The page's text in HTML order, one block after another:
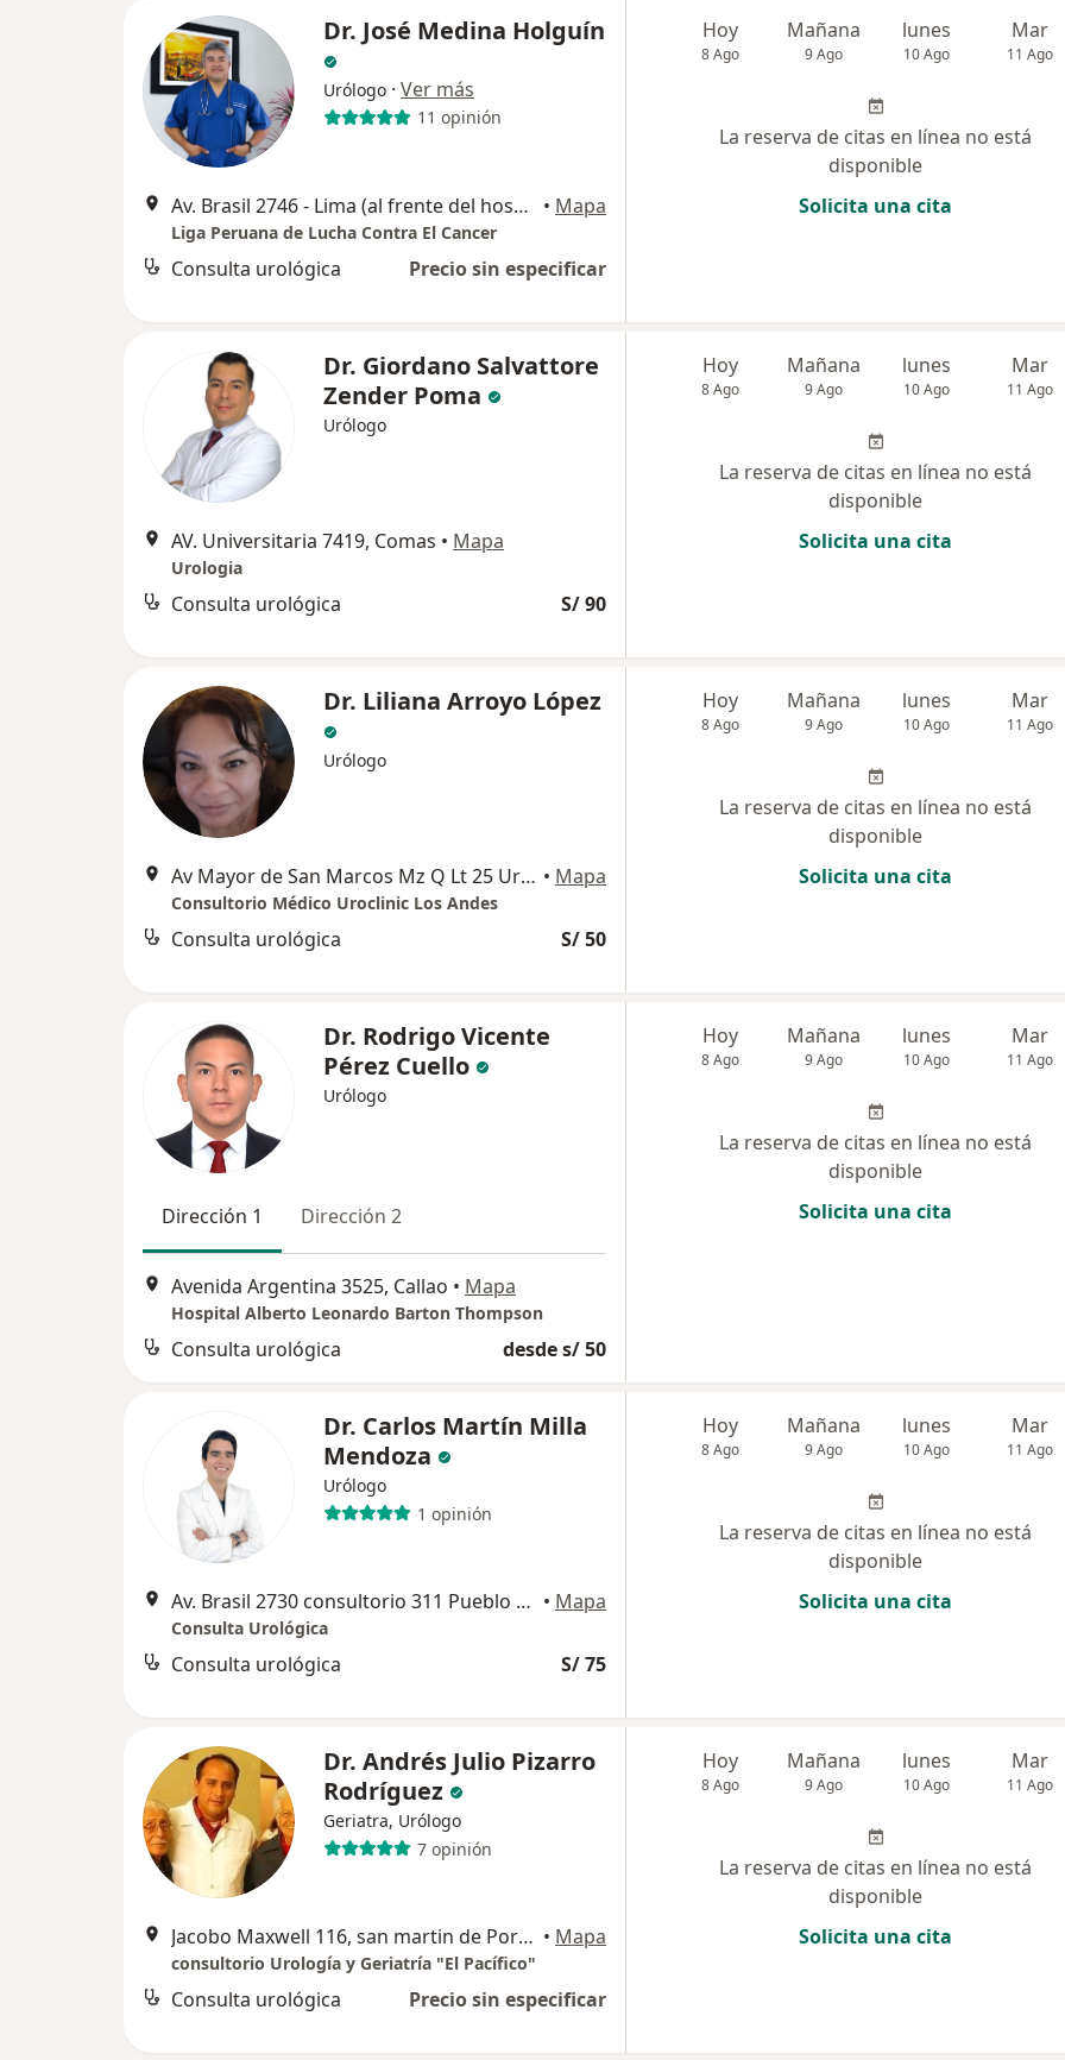
Dr. José Medina Holguín
Urólogo · Ver más
11 opinión
Av. Brasil 2746 - Lima (al frente del hospital militar cruce con avenida la marina), Pueblo Libre • Mapa
Liga Peruana de Lucha Contra El Cancer
Consulta urológica Precio sin especificar
Hoy
8 Ago
Mañana
9 Ago
lunes
10 Ago
Mar
11 Ago
La reserva de citas en línea no está
disponible
Solicita una cita
Dr. Giordano Salvattore
Zender Poma
Urólogo
AV. Universitaria 7419, Comas • Mapa
Urologia
Consulta urológica S/ 90
Hoy
8 Ago
Mañana
9 Ago
lunes
10 Ago
Mar
11 Ago
La reserva de citas en línea no está
disponible
Solicita una cita
Dr. Liliana Arroyo López
Urólogo
Av Mayor de San Marcos Mz Q Lt 25 Urb Villa Universitaria Los Olivos, Lima • Mapa
Consultorio Médico Uroclinic Los Andes
Consulta urológica S/ 50
Hoy
8 Ago
Mañana
9 Ago
lunes
10 Ago
Mar
11 Ago
La reserva de citas en línea no está
disponible
Solicita una cita
Dr. Rodrigo Vicente
Pérez Cuello
Urólogo
Dirección 1 Dirección 2
Avenida Argentina 3525, Callao • Mapa
Hospital Alberto Leonardo Barton Thompson
Consulta urológica desde s/ 50
Hoy
8 Ago
Mañana
9 Ago
lunes
10 Ago
Mar
11 Ago
La reserva de citas en línea no está
disponible
Solicita una cita
Dr. Carlos Martín Milla
Mendoza
Urólogo
1 opinión
Av. Brasil 2730 consultorio 311 Pueblo Libre, Lima • Mapa
Consulta Urológica
Consulta urológica S/ 75
Hoy
8 Ago
Mañana
9 Ago
lunes
10 Ago
Mar
11 Ago
La reserva de citas en línea no está
disponible
Solicita una cita
Dr. Andrés Julio Pizarro
Rodríguez
Geriatra, Urólogo
7 opinión
Jacobo Maxwell 116, san martin de Porres • Mapa
consultorio Urología y Geriatría "El Pacífico"
Consulta urológica Precio sin especificar
Hoy
8 Ago
Mañana
9 Ago
lunes
10 Ago
Mar
11 Ago
La reserva de citas en línea no está
disponible
Solicita una cita